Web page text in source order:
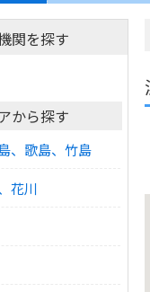
関を探す
から探す
、歌島、竹島
花川